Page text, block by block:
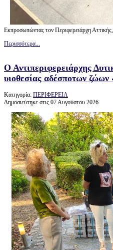
Εκπροσωπώντας τον Περιφερειάρχη
Περισσότερα...
Ο Αντιπεριφερειάρχης
υιοθεσίας αδέσποτων
Κατηγορία: ΠΕΡΙΦΕΡΕΙΑ
Δημοσιεύτηκε στις 07 Αυγούστου 2026